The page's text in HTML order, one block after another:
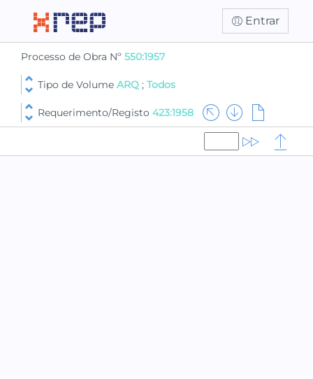
Entrar
Processo de Obra Nº 550:1957
Tipo de Volume ARQ ; Todos
Requerimento/Registo 423:1958